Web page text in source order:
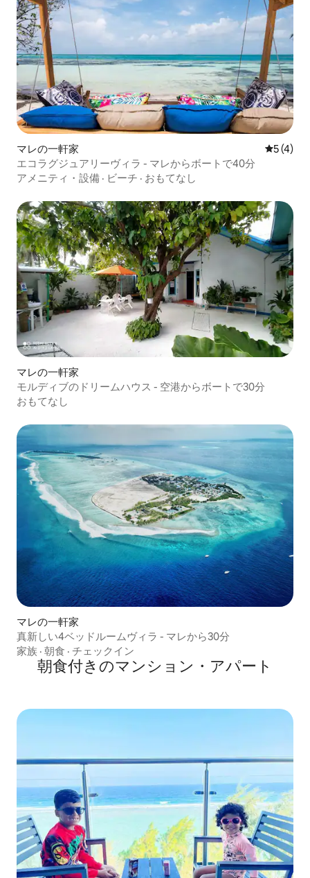
マレの一軒家 レビュー
5 (4)
エコラグジュアリーヴィラ - マレからボートで40分
アメニティ・設備 · ビーチ · おもてなし
マレの一軒家
モルディブのドリームハウス - 空港からボートで30分
おもてなし
マレの一軒家
真新しい4ベッドルームヴィラ - マレから30分
家族 · 朝食 · チェックイン
朝食付きのマンション・アパート